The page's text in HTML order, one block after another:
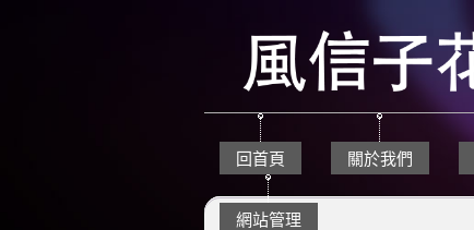
回首頁 關於我們
網站管理